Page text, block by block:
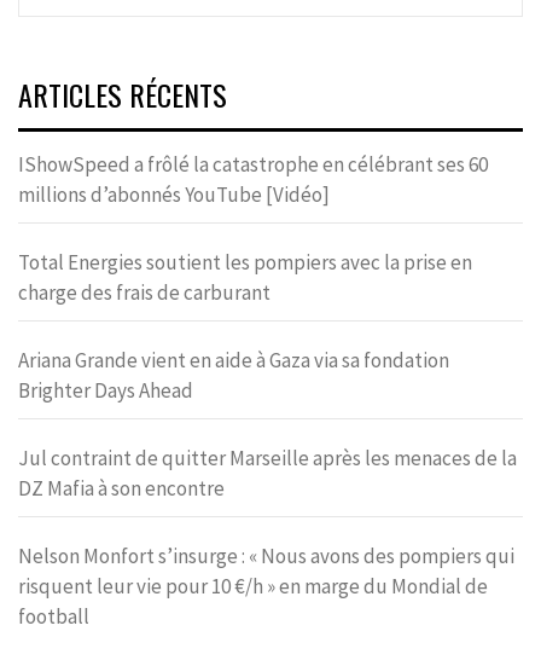
ARTICLES RÉCENTS
IShowSpeed a frôlé la catastrophe en célébrant ses 60
millions d’abonnés YouTube [Vidéo]
Total Energies soutient les pompiers avec la prise en
charge des frais de carburant
Ariana Grande vient en aide à Gaza via sa fondation
Brighter Days Ahead
Jul contraint de quitter Marseille après les menaces de la
DZ Mafia à son encontre
Nelson Monfort s’insurge : « Nous avons des pompiers qui
risquent leur vie pour 10 €/h » en marge du Mondial de
football